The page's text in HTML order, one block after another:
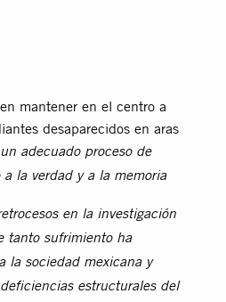
mantener en el centro a
desaparecidos en aras
adecuado proceso de
la verdad y a la memoria
en la investigación
tanto sufrimiento ha
la sociedad mexicana y
estructurales del